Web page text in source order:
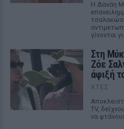
Η Δανάη
γίνονται
Στη
Ζόε
άφιξή
ΧΤΕΣ
TV,
να